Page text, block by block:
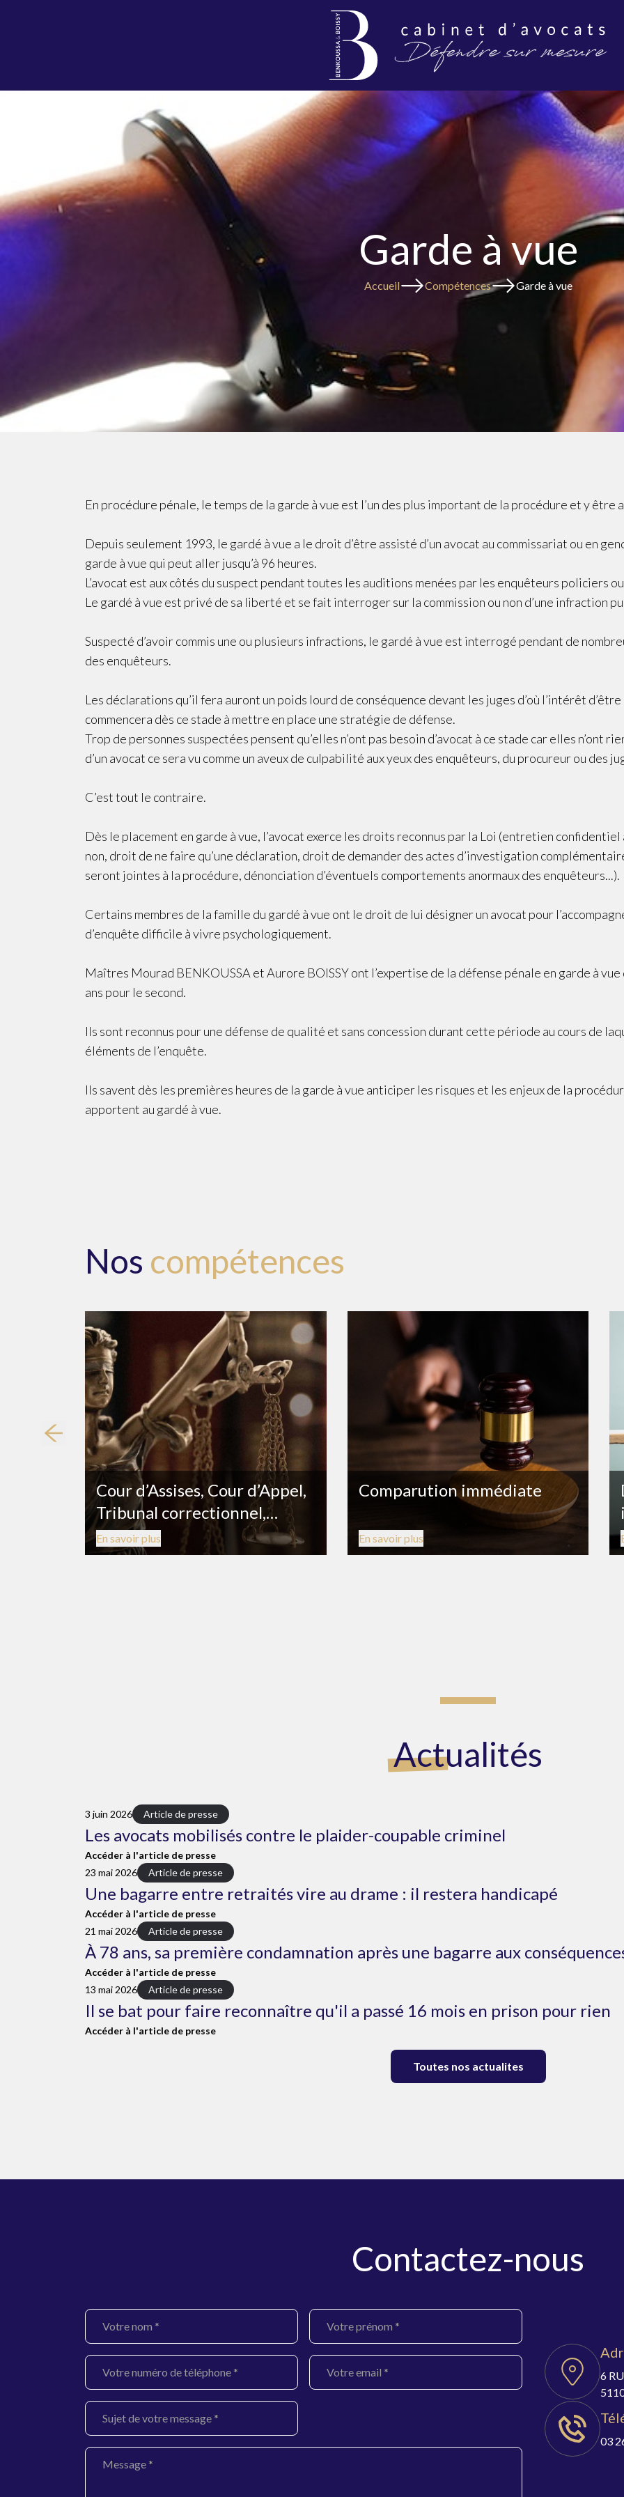
Garde à vue
Accueil Compétences Garde à vue
En procédure pénale, le temps de la garde à vue est l’un des plus important de la procédure et y
Depuis seulement 1993, le gardé à vue a le droit d’être assisté d’un avocat au commissariat ou en
garde à vue qui peut aller jusqu’à 96 heures.
L’avocat est aux côtés du suspect pendant toutes les auditions menées par les enquêteurs policiers
Le gardé à vue est privé de sa liberté et se fait interroger sur la commission ou non d’une infraction
Suspecté d’avoir commis une ou plusieurs infractions, le gardé à vue est interrogé pendant de
des enquêteurs.
Les déclarations qu’il fera auront un poids lourd de conséquence devant les juges d’où l’intérêt d’être
commencera dès ce stade à mettre en place une stratégie de défense.
Trop de personnes suspectées pensent qu’elles n’ont pas besoin d’avocat à ce stade car elles n’ont
d’un avocat ce sera vu comme un aveux de culpabilité aux yeux des enquêteurs, du procureur ou des
C’est tout le contraire.
Dès le placement en garde à vue, l’avocat exerce les droits reconnus par la Loi (entretien
non, droit de ne faire qu’une déclaration, droit de demander des actes d’investigation
seront jointes à la procédure, dénonciation d’éventuels comportements anormaux des enquêteurs...).
Certains membres de la famille du gardé à vue ont le droit de lui désigner un avocat pour
d’enquête difficile à vivre psychologiquement.
Maîtres Mourad BENKOUSSA et Aurore BOISSY ont l’expertise de la défense pénale en garde à
ans pour le second.
Ils sont reconnus pour une défense de qualité et sans concession durant cette période au cours de
éléments de l’enquête.
Ils savent dès les premières heures de la garde à vue anticiper les risques et les enjeux de la
apportent au gardé à vue.
Nos compétences
Cour d’Assises, Cour d’Appel,
Tribunal correctionnel,
Tribunal pour enfants et
Tribunal de police
En savoir plus
Comparution immédiate
En savoir plus
Actualités
3 juin 2026 Article de presse
Les avocats mobilisés contre le plaider-coupable criminel
Accéder à l'article de presse
23 mai 2026
Article de presse
Une bagarre entre retraités vire au drame : il restera handicapé
Accéder à l'article de presse
21 mai 2026
Article de presse
À 78 ans, sa première condamnation après une bagarre aux
Accéder à l'article de presse
13 mai 2026
Article de presse
Il se bat pour faire reconnaître qu'il a passé 16 mois en prison pour rien
Accéder à l'article de presse
Toutes nos actualites
Contactez-nous
6
03